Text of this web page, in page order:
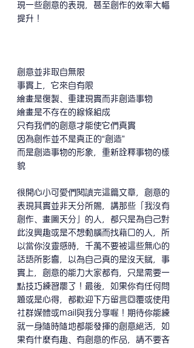
現一些創意的表現，甚至創作的效率大幅
提升！
創意並非取自無限
事實上，它來自有限
繪畫是復製、重建現實而非創造事物
繪畫是不存在的線條組成
只有我們的創意才能使它們真實
因為創作並不是真正的“創造”
而是創造事物的形象，重新詮釋事物的樣
貌
很開心小可愛們閱讀完這篇文章，創意的
表現其實並非天分所賜，講那些「我沒有
創作、畫圖天分」的人，都只是為自己對
此沒興趣或是不想動腦而找藉口的人，所
以當你沒靈感時，千萬不要被這些無心的
話語所影響，以為自己真的是沒天賦，事
實上，創意的能力大家都有，只是需要一
點技巧練習罷了！最後，如果你有任何問
題或是心得，都歡迎下方留言回覆或使用
社群媒體或mail與我分享喔！期待你能練
就一身隨時隨地都能發揮的創意絕活，如
果有什麼有趣、有創意的作品，請不要吝